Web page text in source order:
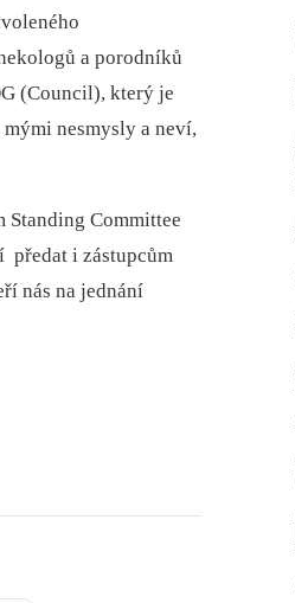
a porodníků
(Council), který je
nesmysly a neví,
Standing Committee
předat i zástupcům
nás na jednání